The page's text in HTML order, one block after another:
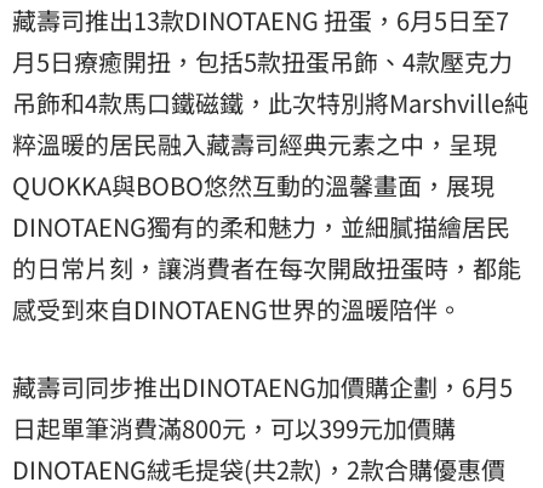
藏壽司推出13款DINOTAENG 扭蛋，6月5日至7
月5日療癒開扭，包括5款扭蛋吊飾、4款壓克力
吊飾和4款馬口鐵磁鐵，此次特別將Marshville純
粹溫暖的居民融入藏壽司經典元素之中，呈現
QUOKKA與BOBO悠然互動的溫馨畫面，展現
DINOTAENG獨有的柔和魅力，並細膩描繪居民
的日常片刻，讓消費者在每次開啟扭蛋時，都能
感受到來自DINOTAENG世界的溫暖陪伴。
藏壽司同步推出DINOTAENG加價購企劃，6月5
日起單筆消費滿800元，可以399元加價購
DINOTAENG絨毛提袋(共2款)，2款合購優惠價